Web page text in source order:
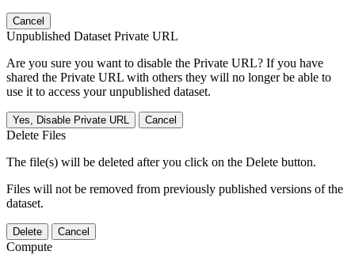
Cancel
Unpublished Dataset Private URL
Are you sure you want to disable the Private URL? If you have
shared the Private URL with others they will no longer be able to
use it to access your unpublished dataset.
Yes, Disable Private URL Cancel
Delete Files
The file(s) will be deleted after you click on the Delete button.
Files will not be removed from previously published versions of the
dataset.
Delete Cancel
Compute